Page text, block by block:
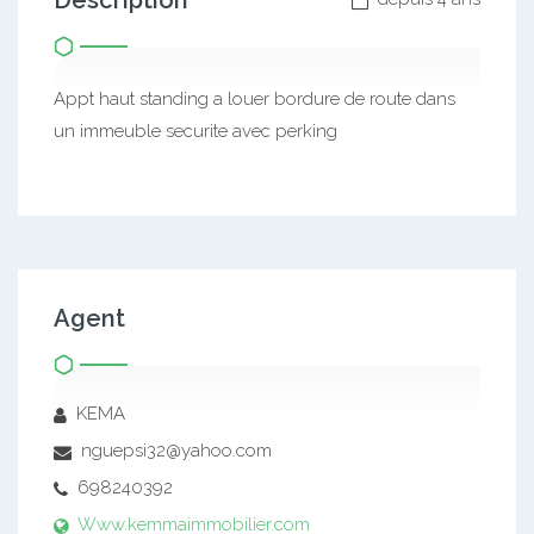
Appt haut standing a louer bordure de route dans
un immeuble securite avec perking
Agent
KEMA
nguepsi32@yahoo.com
698240392
Www.kemmaimmobilier.com